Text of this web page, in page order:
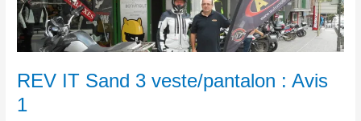
REV IT Sand 3 veste/pantalon : Avis
1
Sand
3
veste/pantalon
Avis
1